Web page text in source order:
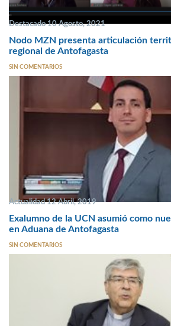
Destacado 10 Agosto, 2021
Nodo MZN presenta articulación
regional de Antofagasta
SIN COMENTARIOS
Actualidad 12 Abril, 2019
Exalumno de la UCN asumió como
en Aduana de Antofagasta
SIN COMENTARIOS